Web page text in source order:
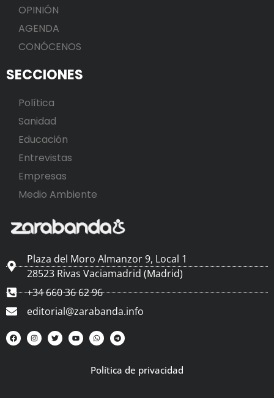
OPINIÓN
AGENDA
CONÓCENOS
SECCIONES
Política
Sanidad
Educación
Entrevistas
Empresas
Medio Ambiente
Plaza del Moro Almanzor 9, Local 1
28523 Rivas Vaciamadrid (Madrid)
+34 660 36 62 96
editorial@zarabanda.info
Política de privacidad